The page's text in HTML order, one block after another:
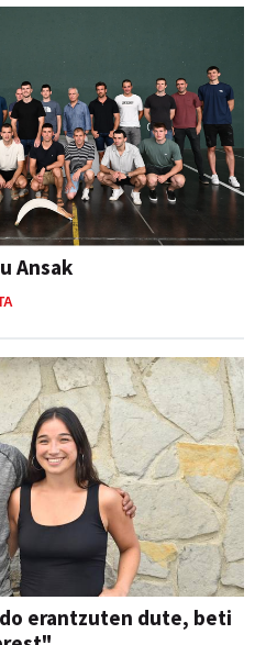
Ansak
erantzuten dute, beti